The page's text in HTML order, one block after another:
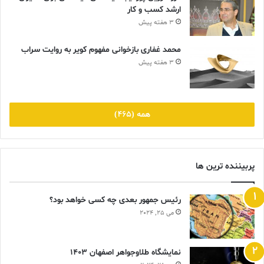
ارشد کسب و کار
3 هفته پیش
محمد غفاری بازخوانی مفهوم کویر به روایت سراب
3 هفته پیش
همه (465)
پربیننده ترین ها
رئیس جمهور بعدی چه کسی خواهد بود؟
می 25, 2024
نمایشگاه طلاوجواهر اصفهان 1403